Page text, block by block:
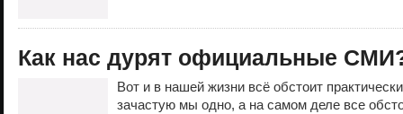
Как нас дурят официальные
Вот и в нашей жизни всё обстоит
зачастую мы одно, а на самом деле все